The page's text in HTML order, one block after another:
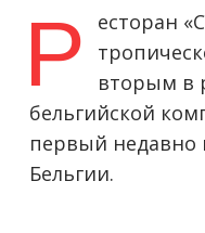
Р
есторан
вторым в
бельгийской
первый недавно
Бельгии.